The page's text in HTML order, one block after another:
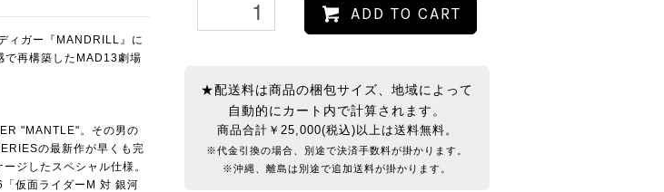
ィガー『MANDRILL』に
で再構築したMAD13劇場
"MANTLE"。その男の
の最新作が早くも完
ジしたスペシャル仕様。
仮面ライダーM 対 銀河
ADD TO CART
★配送料は商品の梱包サイズ、地域によって
自動的にカート内で計算されます。
商品合計￥25,000(税込)以上は送料無料。
※代金引換の場合、別途で決済手数料が掛かります。
※沖縄、離島は別途で追加送料が掛かります。